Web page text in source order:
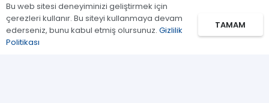
Gaz Kromatografi
Standartlar/Reaktifler
Bu web sitesi deneyiminizi geliştirmek için
çerezleri kullanır. Bu siteyi kullanmaya devam
ederseniz, bunu kabul etmiş olursunuz. Gizlilik
Politikası
TAMAM